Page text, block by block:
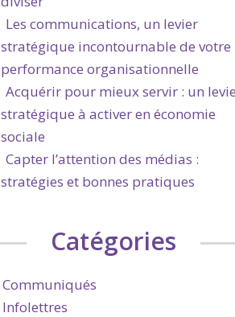
Les communications, un levier
stratégique incontournable de votre
performance organisationnelle
Acquérir pour mieux servir : un
stratégique à activer en économie
sociale
Capter l’attention des médias :
stratégies et bonnes pratiques
Catégories
Communiqués
Infolettres